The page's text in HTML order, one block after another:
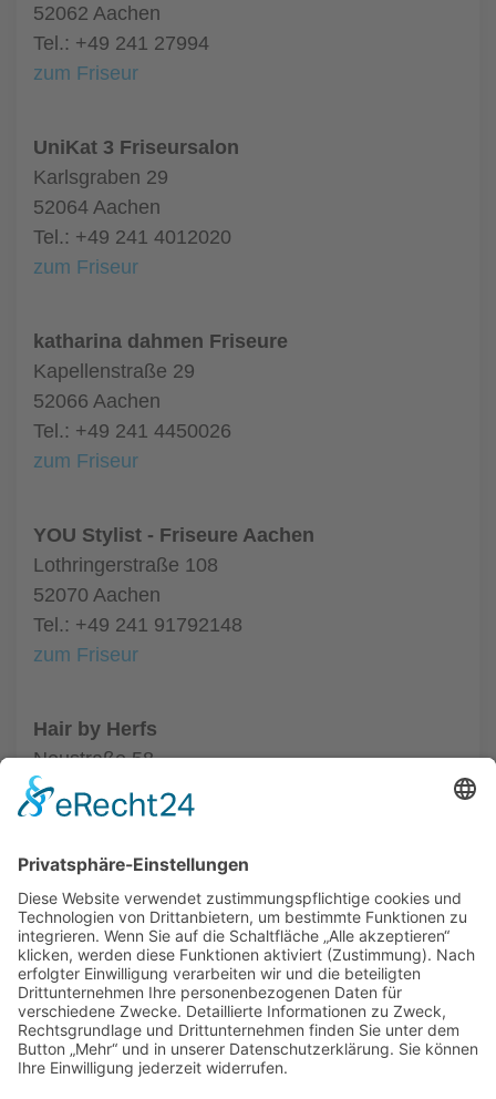
52062 Aachen
Tel.: +49 241 27994
zum Friseur
UniKat 3 Friseursalon
Karlsgraben 29
52064 Aachen
Tel.: +49 241 4012020
zum Friseur
katharina dahmen Friseure
Kapellenstraße 29
52066 Aachen
Tel.: +49 241 4450026
zum Friseur
YOU Stylist - Friseure Aachen
Lothringerstraße 108
52070 Aachen
Tel.: +49 241 91792148
zum Friseur
Hair by Herfs
Neustraße 58
52066 Aachen
Tel.: +49 241 63342
ALLGEMEIN
FRISEURE